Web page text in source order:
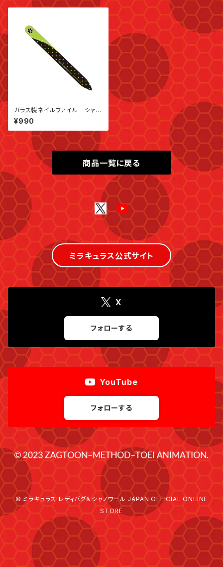
ガラス製ネイルファイル シャノ
ワール
¥990
商品一覧に戻る
ミラキュラス公式サイト
X
フォローする
YouTube
フォローする
© ミラキュラス レディバグ＆シャノワール JAPAN OFFICIAL ONLINE
STORE